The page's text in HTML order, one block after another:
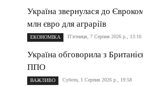
Україна звернулася до
млн євро для аграріїв
ЕКОНОМІКА П’ятниця, 7 Серпня 2026 р., 13:16
Україна обговорила з
ППО
ВАЖЛИВО Субота, 1 Серпня 2026 р., 19:58